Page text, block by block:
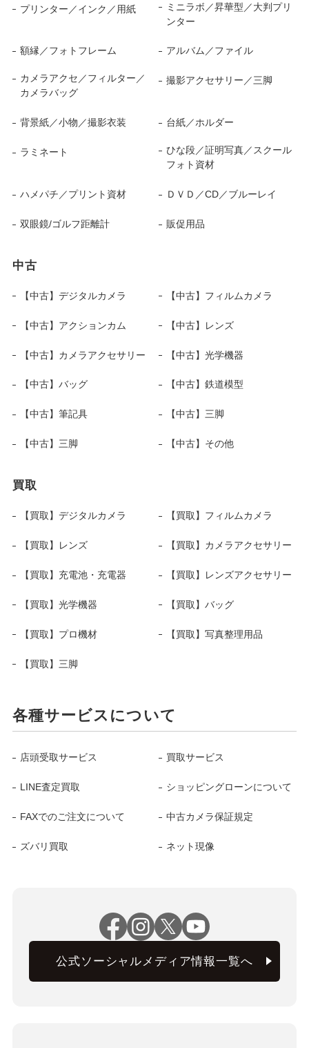
プリンター／インク／用紙
ミニラボ／昇華型／大判プリ
ンター
額縁／フォトフレーム アルバム／ファイル
カメラアクセ／フィルター／
カメラバッグ
撮影アクセサリー／三脚
背景紙／小物／撮影衣装 台紙／ホルダー
ラミネート
ひな段／証明写真／スクール
フォト資材
ハメパチ／プリント資材 ＤＶＤ／CD／ブルーレイ
双眼鏡/ゴルフ距離計 販促用品
中古
【中古】デジタルカメラ 【中古】フィルムカメラ
【中古】アクションカム 【中古】レンズ
【中古】カメラアクセサリー 【中古】光学機器
【中古】バッグ 【中古】鉄道模型
【中古】筆記具 【中古】三脚
【中古】三脚 【中古】その他
買取
【買取】デジタルカメラ 【買取】フィルムカメラ
【買取】レンズ 【買取】カメラアクセサリー
【買取】充電池・充電器 【買取】レンズアクセサリー
【買取】光学機器 【買取】バッグ
【買取】プロ機材 【買取】写真整理用品
【買取】三脚
各種サービスについて
店頭受取サービス 買取サービス
LINE査定買取 ショッピングローンについて
FAXでのご注文について 中古カメラ保証規定
ズバリ買取 ネット現像
公式ソーシャルメディア情報一覧へ